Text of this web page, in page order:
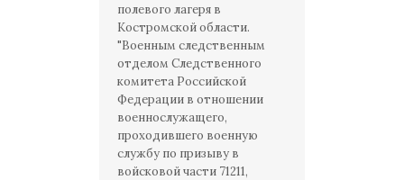
полевого лагеря в
Костромской области.
"Военным следственным
отделом Следственного
комитета Российской
Федерации в отношении
военнослужащего,
проходившего военную
службу по призыву в
войсковой части 71211,